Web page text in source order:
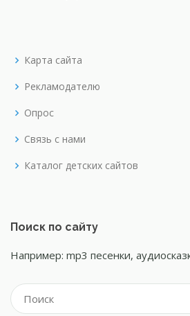
Карта сайта
Рекламодателю
Опрос
Связь с нами
Каталог детских сайтов
Поиск по сайту
Например: mp3 песенки,